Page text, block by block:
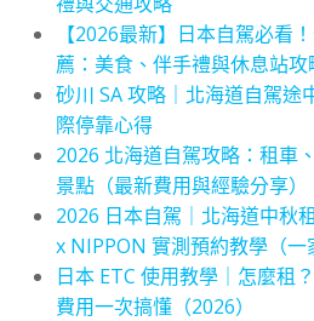
【2026最新】日本自駕必看
薦：美食、伴手禮與休息站攻
砂川 SA 攻略｜北海道自駕途
際停靠心得
2026 北海道自駕攻略：租車
景點（最新費用與經驗分享）
2026 日本自駕｜北海道中秋
x NIPPON 實測預約教學（一
日本 ETC 使用教學｜怎麼租
費用一次搞懂（2026）